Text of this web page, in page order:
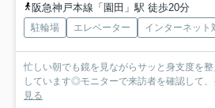
阪急神戸本線「園田」駅 徒歩20分
駐輪場 エレベーター インターネット
忙しい朝でも鏡を見ながらサッと身支度を
しています◎モニターで来訪者を確認して、
見る